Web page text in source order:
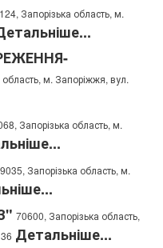
Запорізька область, м.
м. Запоріжжя, вул.
Запорізька область, м.
Запорізька область, м.
70600, Запорізька область,
Детальніше...